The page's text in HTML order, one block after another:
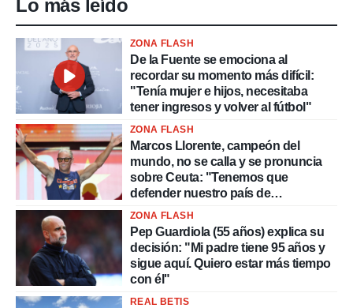
Lo más leído
ZONA FLASH
De la Fuente se emociona al
recordar su momento más difícil:
"Tenía mujer e hijos, necesitaba
tener ingresos y volver al fútbol"
ZONA FLASH
Marcos Llorente, campeón del
mundo, no se calla y se pronuncia
sobre Ceuta: "Tenemos que
defender nuestro país de
delincuentes"
ZONA FLASH
Pep Guardiola (55 años) explica su
decisión: "Mi padre tiene 95 años y
sigue aquí. Quiero estar más tiempo
con él"
REAL BETIS